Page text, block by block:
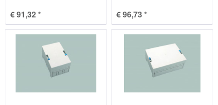
€ 91,32 * € 96,73 *